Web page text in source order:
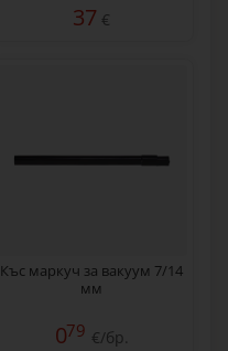
37 €
Къс маркуч за вакуум 7/14
мм
079 €/бр.